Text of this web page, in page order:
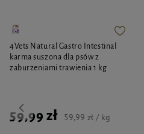
4Vets Natural Gastro Intestinal
karma suszona dla psów z
zaburzeniami trawienia 1 kg
59,99 zł 59,99 zł / kg